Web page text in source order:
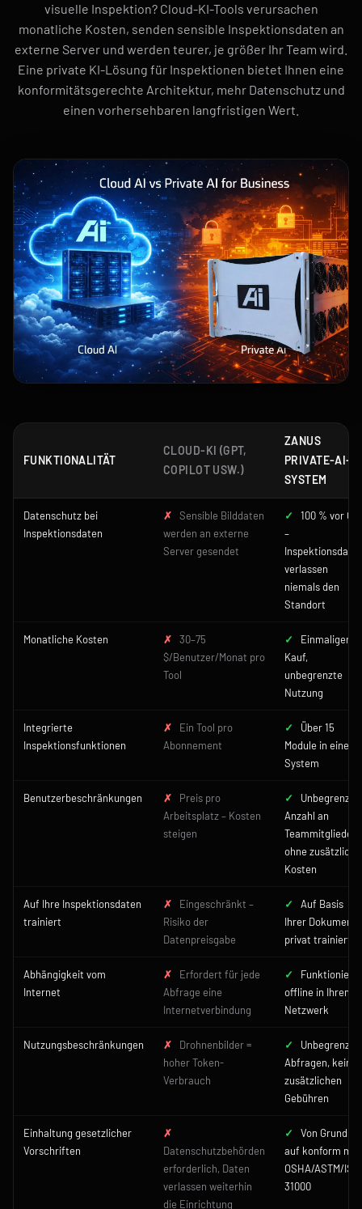
visuelle Inspektion? Cloud-KI-Tools verursachen
monatliche Kosten, senden sensible Inspektionsdaten an
externe Server und werden teurer, je größer Ihr Team wird.
Eine private KI-Lösung für Inspektionen bietet Ihnen eine
konformitätsgerechte Architektur, mehr Datenschutz und
einen vorhersehbaren langfristigen Wert.
FUNKTIONALITÄT
CLOUD-KI (GPT,
COPILOT USW.)
ZANUS
PRIVATE-AI-
SYSTEM
Datenschutz bei
Inspektionsdaten
✗
Sensible Bilddaten
werden an externe
Server gesendet
✓
100 % vor Ort
–
verlassen
niemals den
Standort
Monatliche Kosten ✗
30–75
$/Benutzer/Monat pro
Tool
✓
Einmaliger
Kauf,
unbegrenzte
Nutzung
Integrierte
Inspektionsfunktionen
✗
Ein Tool pro
Abonnement
✓
Über 15
Module in einem
System
Benutzerbeschränkungen ✗
Preis pro
Arbeitsplatz – Kosten
steigen
✓
Unbegrenzte
Anzahl an
Teammitgliedern
ohne zusätzliche
Kosten
Auf Ihre Inspektionsdaten
trainiert
✗
Eingeschränkt –
Risiko der
Datenpreisgabe
✓
Auf Basis
Ihrer Dokumente
privat trainiert
Abhängigkeit vom
Internet
✗
Erfordert für jede
Abfrage eine
Internetverbindung
✓
Funktioniert
offline in Ihrem
Netzwerk
Nutzungsbeschränkungen ✗
Drohnenbilder =
hoher Token-
Verbrauch
✓
Unbegrenzte
Abfragen, keine
zusätzlichen
Gebühren
Einhaltung gesetzlicher
Vorschriften
✗
Datenschutzbehörden
erforderlich, Daten
verlassen weiterhin
die Einrichtung
✓
Von Grund
auf konform mit
OSHA/ASTM/ISO
31000